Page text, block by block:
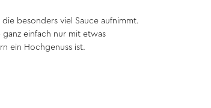
besonders viel Sauce aufnimmt.
ganz einfach nur mit etwas
ein Hochgenuss ist.